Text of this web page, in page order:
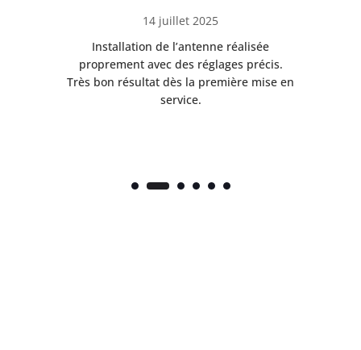
14 juillet 2025
Installation de l’antenne réalisée
proprement avec des réglages précis.
Très bon résultat dès la première mise en
service.